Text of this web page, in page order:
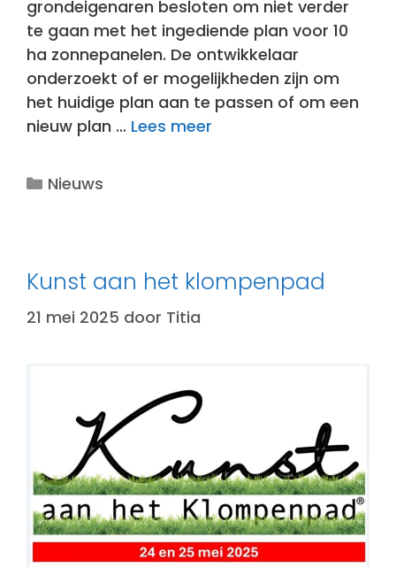
grondeigenaren besloten om niet verder
te gaan met het ingediende plan voor 10
ha zonnepanelen. De ontwikkelaar
onderzoekt of er mogelijkheden zijn om
het huidige plan aan te passen of om een
nieuw plan … Lees meer
Categorieën
Nieuws
Kunst aan het klompenpad
21 mei 2025 door Titia